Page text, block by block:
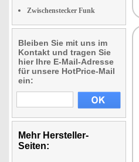
Zwischenstecker Funk
Bleiben Sie mit uns im
Kontakt und tragen Sie
hier Ihre E-Mail-Adresse
für unsere HotPrice-Mail
ein:
Mehr Hersteller-
Seiten: